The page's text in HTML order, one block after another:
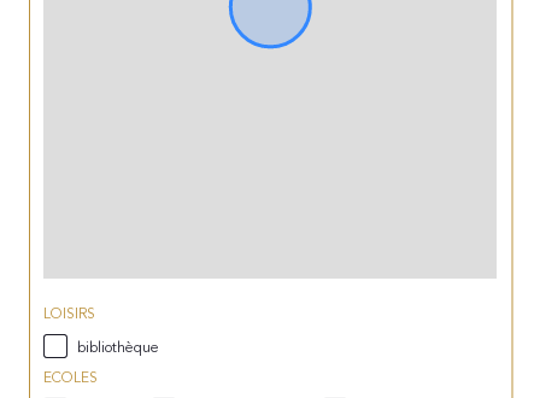
LOISIRS
bibliothèque
ECOLES